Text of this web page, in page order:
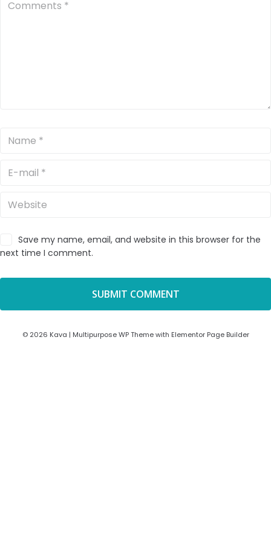
Save my name, email, and website in this browser for the
next time I comment.
© 2026 Kava | Multipurpose WP Theme with Elementor Page Builder